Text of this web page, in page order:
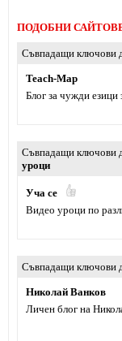
ПОДОБНИ
Съвпадащи ключови
Teach-Map
Блог за чужди езици
Съвпадащи ключови
уроци
Уча се
Видео уроци по
Съвпадащи ключови
Николай Ванков
Личен блог на